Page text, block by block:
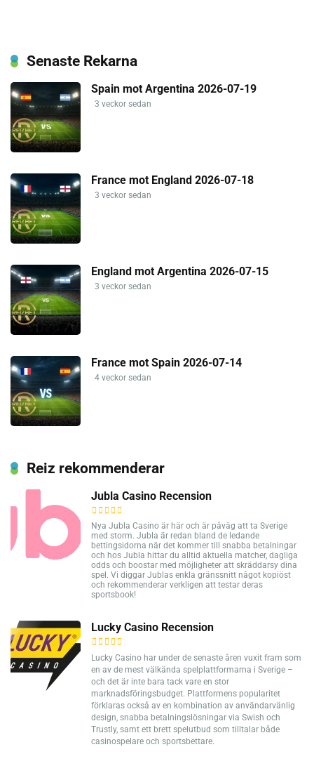
Senaste Rekarna
Spain mot Argentina 2026-07-19
3 veckor sedan
France mot England 2026-07-18
3 veckor sedan
England mot Argentina 2026-07-15
3 veckor sedan
France mot Spain 2026-07-14
4 veckor sedan
Reiz rekommenderar
Jubla Casino Recension
Nya Jubla Casino är här och är påväg att ta Sverige
med storm. Jubla är redan bland de ledande
bettingsidorna när det kommer till snabba betalningar
och hos Jubla hittar du alltid aktuella matcher, dagliga
odds och boostar med möjligheter att skräddarsy dina
spel. Vi diggar Jublas enkla gränssnitt något kopiöst
och rekommenderar verkligen att testar deras
sportsbook!
Lucky Casino Recension
Lucky Casino har under de senaste åren vuxit fram som
en av de mest välkända spelplattformarna i Sverige –
och det är inte bara tack vare en stor
marknadsföringsbudget. Plattformens popularitet
förklaras också av en kombination av användarvänlig
design, snabba betalningslösningar via Swish och
Trustly, samt ett brett spelutbud som tilltalar både
casinospelare och sportsbettare.